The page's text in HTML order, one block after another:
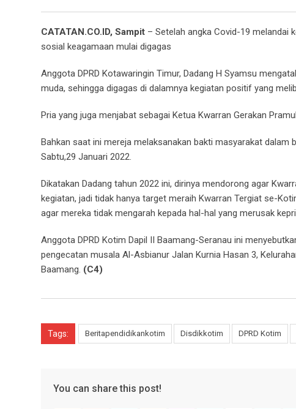
CATATAN.CO.ID, Sampit – Setelah angka Covid-19 melandai
sosial keagamaan mulai digagas
Anggota DPRD Kotawaringin Timur, Dadang H Syamsu
muda, sehingga digagas di dalamnya kegiatan positif yang
Pria yang juga menjabat sebagai Ketua Kwarran Gerakan
Bahkan saat ini mereja melaksanakan bakti masyarakat
Sabtu,29 Januari 2022.
Dikatakan Dadang tahun 2022 ini, dirinya mendorong agar
kegiatan, jadi tidak hanya target meraih Kwarran Tergiat se-
agar mereka tidak mengarah kepada hal-hal yang merusak
Anggota DPRD Kotim Dapil II Baamang-Seranau ini
pengecatan musala Al-Asbianur Jalan Kurnia Hasan 3,
Baamang. (C4)
Tags: Beritapendidikankotim Disdikkotim DPRD Kotim
You can share this post!